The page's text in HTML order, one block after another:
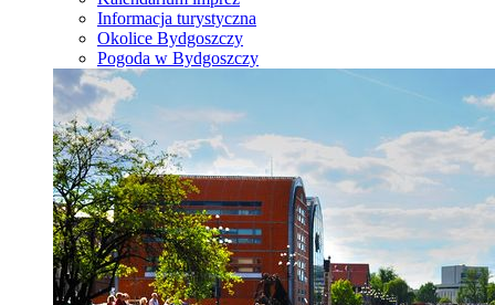
Informacja turystyczna
Okolice Bydgoszczy
Pogoda w Bydgoszczy